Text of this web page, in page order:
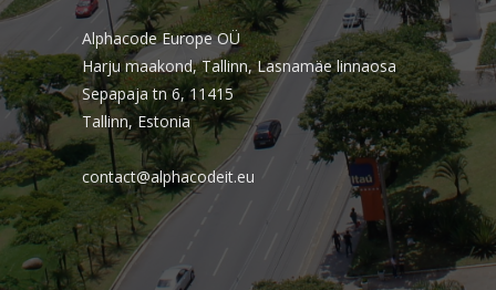
Alphacode Europe OÜ
Harju maakond, Tallinn, Lasnamäe linnaosa
Sepapaja tn 6, 11415
Tallinn, Estonia
contact@alphacodeit.eu